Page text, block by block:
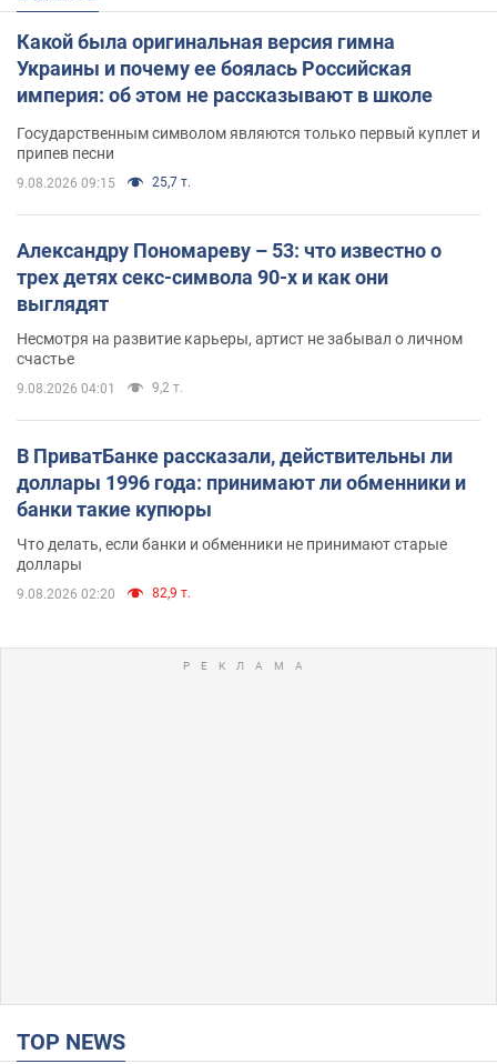
Какой была оригинальная версия гимна
Украины и почему ее боялась Российская
империя: об этом не рассказывают в школе
Государственным символом являются только первый куплет и
припев песни
9.08.2026 09:15 25,7 т.
Александру Пономареву – 53: что известно о
трех детях секс-символа 90-х и как они
выглядят
Несмотря на развитие карьеры, артист не забывал о личном
счастье
9.08.2026 04:01 9,2 т.
В ПриватБанке рассказали, действительны ли
доллары 1996 года: принимают ли обменники и
банки такие купюры
Что делать, если банки и обменники не принимают старые
доллары
9.08.2026 02:20 82,9 т.
TOP NEWS